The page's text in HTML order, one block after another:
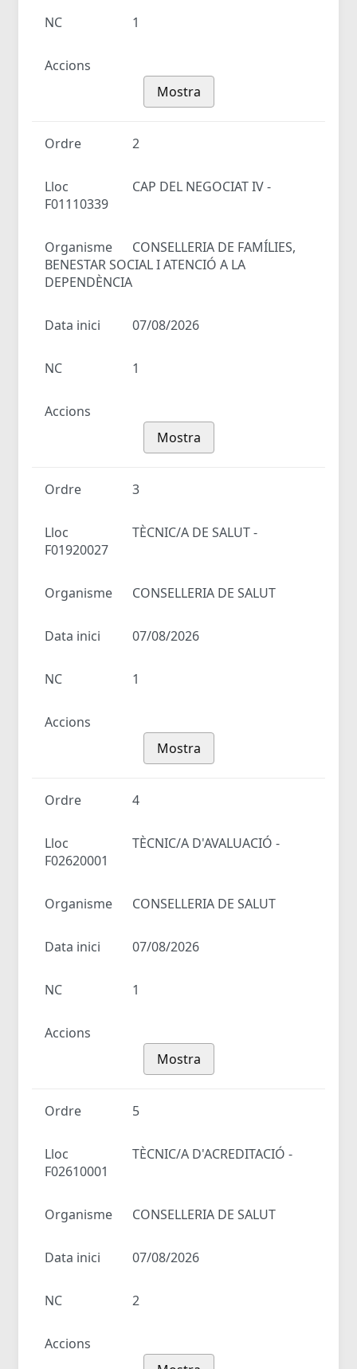
NC 1
Accions
Mostra
Ordre 2
Lloc
CAP DEL NEGOCIAT IV -
F01110339
Organisme
CONSELLERIA DE FAMÍLIES,
BENESTAR SOCIAL I ATENCIÓ A LA
DEPENDÈNCIA
Data inici 07/08/2026
NC 1
Accions
Mostra
Ordre 3
Lloc
TÈCNIC/A DE SALUT -
F01920027
Organisme CONSELLERIA DE SALUT
Data inici 07/08/2026
NC 1
Accions
Mostra
Ordre 4
Lloc
TÈCNIC/A D'AVALUACIÓ -
F02620001
Organisme CONSELLERIA DE SALUT
Data inici 07/08/2026
NC 1
Accions
Mostra
Ordre 5
Lloc
TÈCNIC/A D'ACREDITACIÓ -
F02610001
Organisme CONSELLERIA DE SALUT
Data inici 07/08/2026
NC 2
Accions